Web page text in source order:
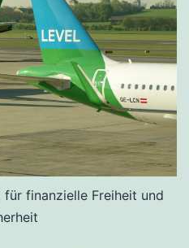
finanzielle Freiheit und